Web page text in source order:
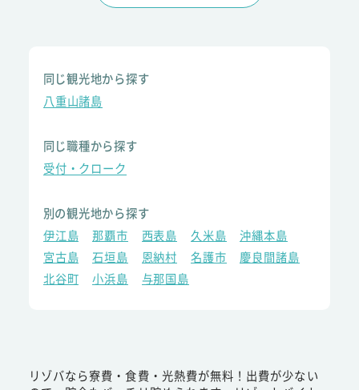
同じ観光地から探す
八重山諸島
同じ職種から探す
受付・クローク
別の観光地から探す
伊江島
那覇市 西表島 久米島
沖縄本島
宮古島
石垣島 恩納村 名護市
慶良間諸島
北谷町
小浜島 与那国島
リゾバなら寮費・食費・光熱費が無料！出費が少ない